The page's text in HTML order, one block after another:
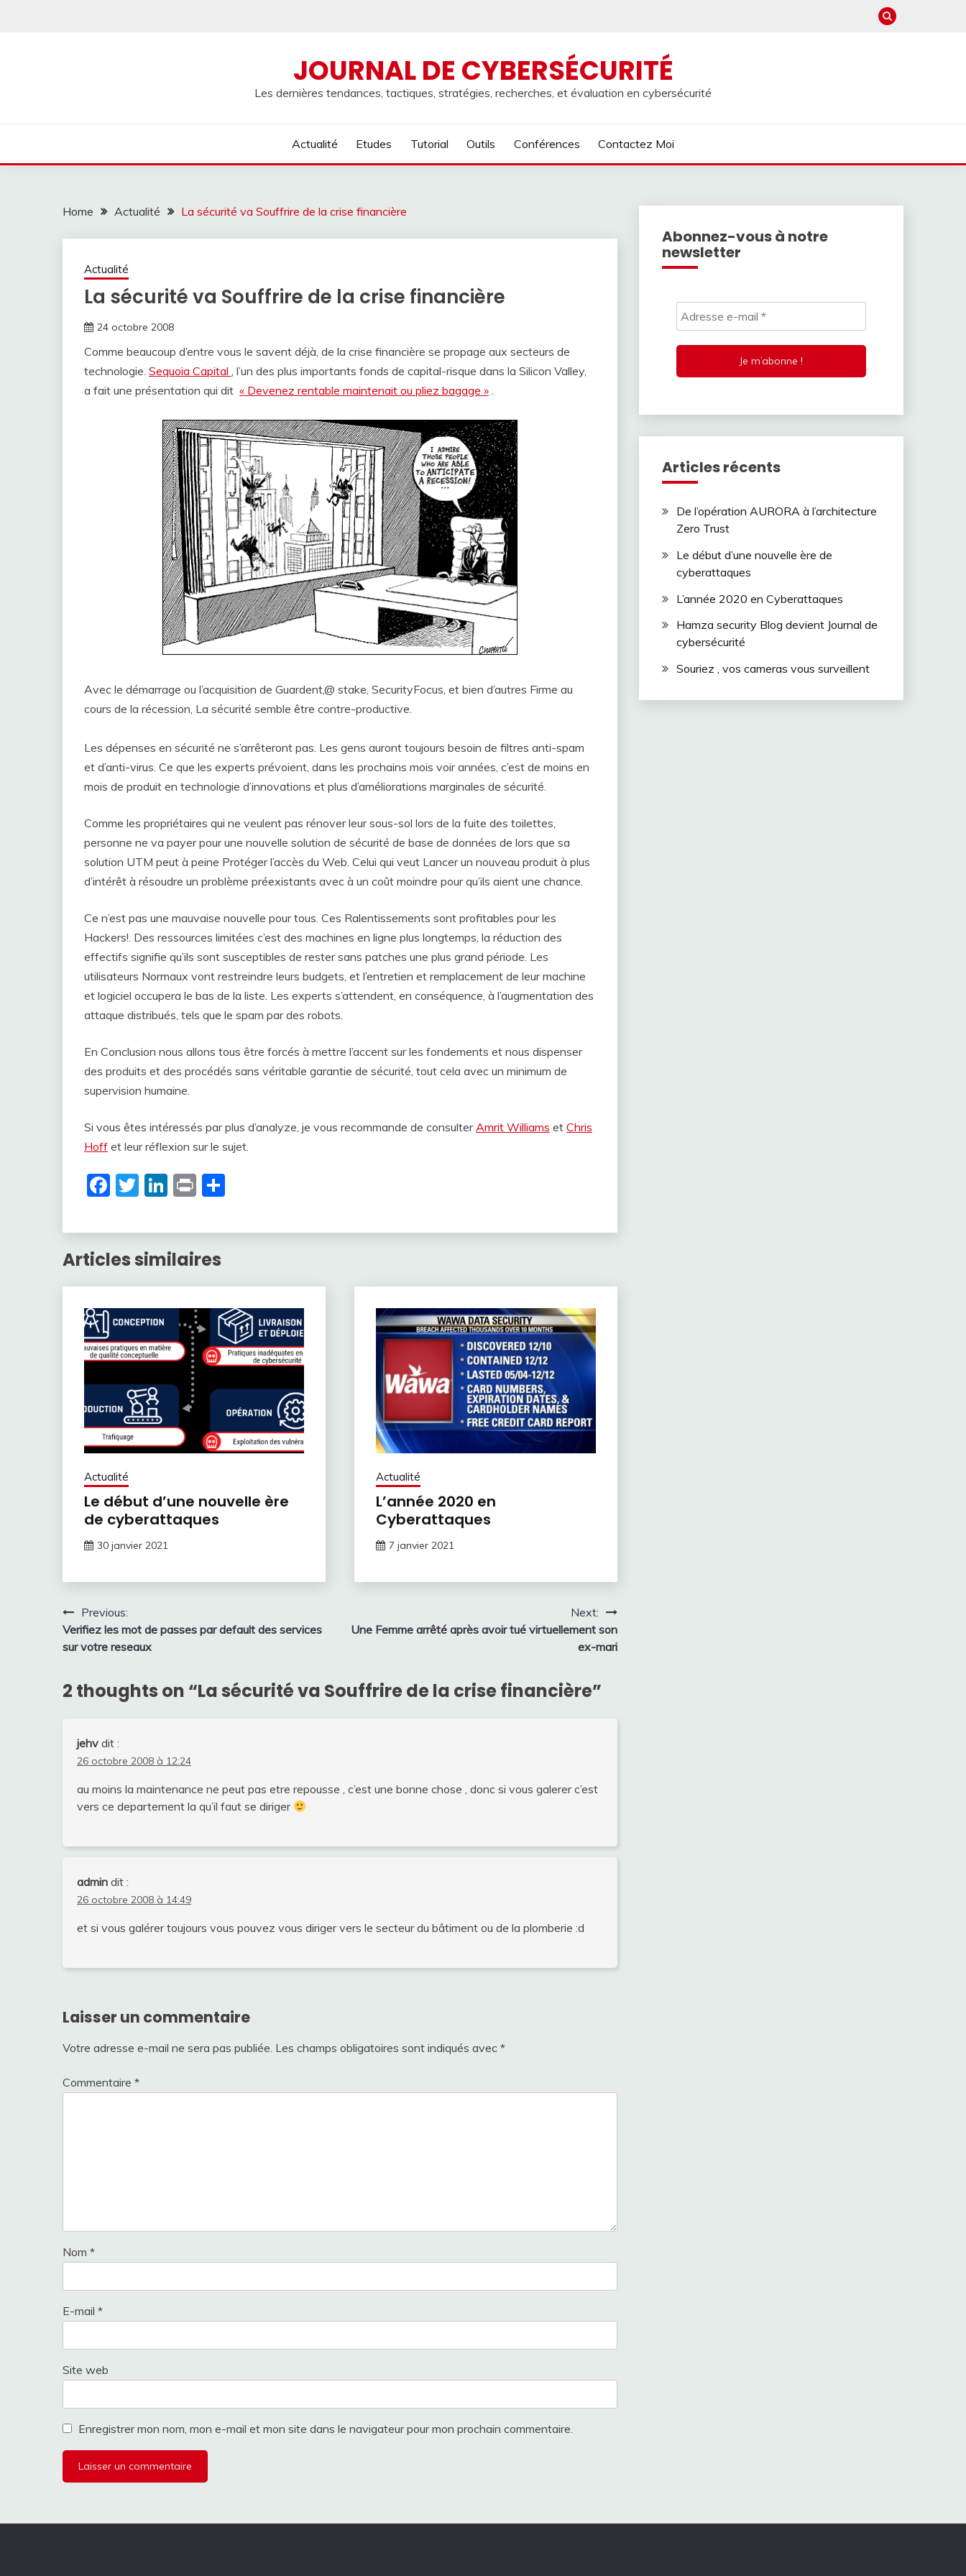
JOURNAL DE CYBERSÉCURITÉ
Les dernières tendances, tactiques, stratégies, recherches, et évaluation en cybersécurité
Actualité Etudes Tutorial Outils Conférences Contactez Moi
Home Actualité La sécurité va Souffrire de la crise financière
Actualité
La sécurité va Souffrire de la crise financière
24 octobre 2008
Comme beaucoup d’entre vous le savent déjà, de la crise financière se propage aux secteurs de
technologie. Sequoia Capital , l’un des plus importants fonds de capital-risque dans la Silicon Valley,
a fait une présentation qui dit « Devenez rentable maintenait ou pliez bagage » .
Avec le démarrage ou l’acquisition de Guardent,@ stake, SecurityFocus, et bien d’autres Firme au
cours de la récession, La sécurité semble être contre-productive.
Les dépenses en sécurité ne s’arrêteront pas. Les gens auront toujours besoin de filtres anti-spam
et d’anti-virus. Ce que les experts prévoient, dans les prochains mois voir années, c’est de moins en
mois de produit en technologie d’innovations et plus d’améliorations marginales de sécurité.
Comme les propriétaires qui ne veulent pas rénover leur sous-sol lors de la fuite des toilettes,
personne ne va payer pour une nouvelle solution de sécurité de base de données de lors que sa
solution UTM peut à peine Protéger l’accès du Web. Celui qui veut Lancer un nouveau produit à plus
d’intérêt à résoudre un problème préexistants avec à un coût moindre pour qu’ils aient une chance.
Ce n’est pas une mauvaise nouvelle pour tous. Ces Ralentissements sont profitables pour les
Hackers!. Des ressources limitées c’est des machines en ligne plus longtemps, la réduction des
effectifs signifie qu’ils sont susceptibles de rester sans patches une plus grand période. Les
utilisateurs Normaux vont restreindre leurs budgets, et l’entretien et remplacement de leur machine
et logiciel occupera le bas de la liste. Les experts s’attendent, en conséquence, à l’augmentation des
attaque distribués, tels que le spam par des robots.
En Conclusion nous allons tous être forcés à mettre l’accent sur les fondements et nous dispenser
des produits et des procédés sans véritable garantie de sécurité, tout cela avec un minimum de
supervision humaine.
Si vous êtes intéressés par plus d’analyze, je vous recommande de consulter Amrit Williams et Chris
Hoff et leur réflexion sur le sujet.
Facebook
Twitter
LinkedIn
Print
Articles similaires
Actualité
Le début d’une nouvelle ère
de cyberattaques
30 janvier 2021
Actualité
L’année 2020 en
Cyberattaques
7 janvier 2021
Navigation
de
Previous:
Verifiez les mot de passes par default des services
sur votre reseaux
Next:
Une Femme arrêté après avoir tué virtuellement son
ex-mari
2 thoughts on “La sécurité va Souffrire de la crise financière”
jehv dit :
26 octobre 2008 à 12:24
au moins la maintenance ne peut pas etre repousse , c’est une bonne chose , donc si vous galerer c’est
vers ce departement la qu’il faut se diriger
admin dit :
26 octobre 2008 à 14:49
et si vous galérer toujours vous pouvez vous diriger vers le secteur du bâtiment ou de la plomberie :d
Laisser un commentaire
Votre adresse e-mail ne sera pas publiée. Les champs obligatoires sont indiqués avec *
Commentaire *
Nom *
E-mail *
Site web
Enregistrer mon nom, mon e-mail et mon site dans le navigateur pour mon prochain commentaire.
Abonnez-vous à notre
newsletter
Articles récents
De l’opération AURORA à l’architecture
Zero Trust
Le début d’une nouvelle ère de
cyberattaques
L’année 2020 en Cyberattaques
Hamza security Blog devient Journal de
cybersécurité
Souriez , vos cameras vous surveillent